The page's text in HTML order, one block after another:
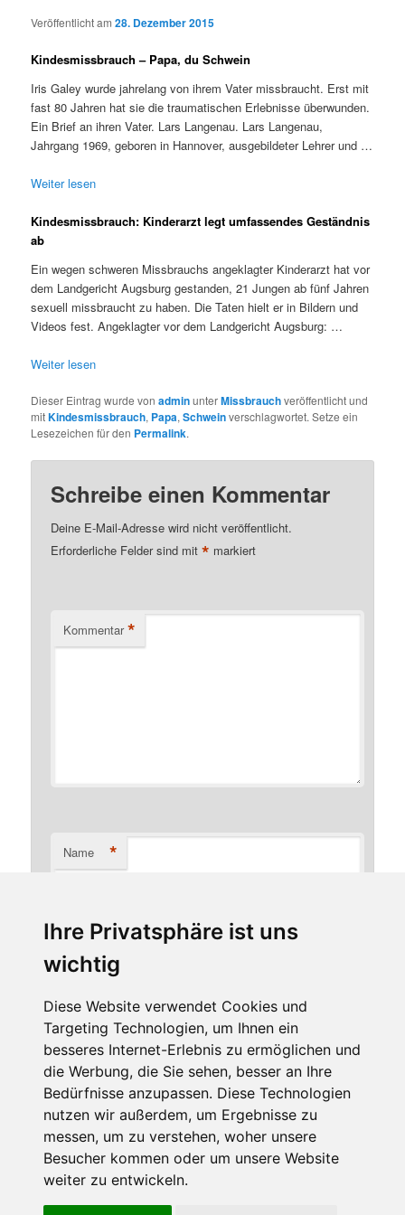
Ihre Privatsphäre ist uns
wichtig
Diese Website verwendet Cookies und
Targeting Technologien, um Ihnen ein
besseres Internet-Erlebnis zu ermöglichen und
die Werbung, die Sie sehen, besser an Ihre
Bedürfnisse anzupassen. Diese Technologien
nutzen wir außerdem, um Ergebnisse zu
messen, um zu verstehen, woher unsere
Besucher kommen oder um unsere Website
weiter zu entwickeln.
Veröffentlicht am28. Dezember 2015
Kindesmissbrauch – Papa, du Schwein
Iris Galey wurde jahrelang von ihrem Vater missbraucht. Erst mit
fast 80 Jahren hat sie die traumatischen Erlebnisse überwunden.
Ein Brief an ihren Vater. Lars Langenau. Lars Langenau,
Jahrgang 1969, geboren in Hannover, ausgebildeter Lehrer und …
Weiter lesen
Kindesmissbrauch: Kinderarzt legt umfassendes Geständnis
ab
Ein wegen schweren Missbrauchs angeklagter Kinderarzt hat vor
dem Landgericht Augsburg gestanden, 21 Jungen ab fünf Jahren
sexuell missbraucht zu haben. Die Taten hielt er in Bildern und
Videos fest. Angeklagter vor dem Landgericht Augsburg: …
Weiter lesen
Dieser Eintrag wurde vonadminunterMissbrauchveröffentlicht und
mitKindesmissbrauch, Papa,Schweinverschlagwortet. Setze ein
Lesezeichen für den Permalink.
Schreibe einen Kommentar
Deine E-Mail-Adresse wird nicht veröffentlicht.
Erforderliche Felder sind mit* markiert
Kommentar *
Name *
E-Mail-Adresse *
Website